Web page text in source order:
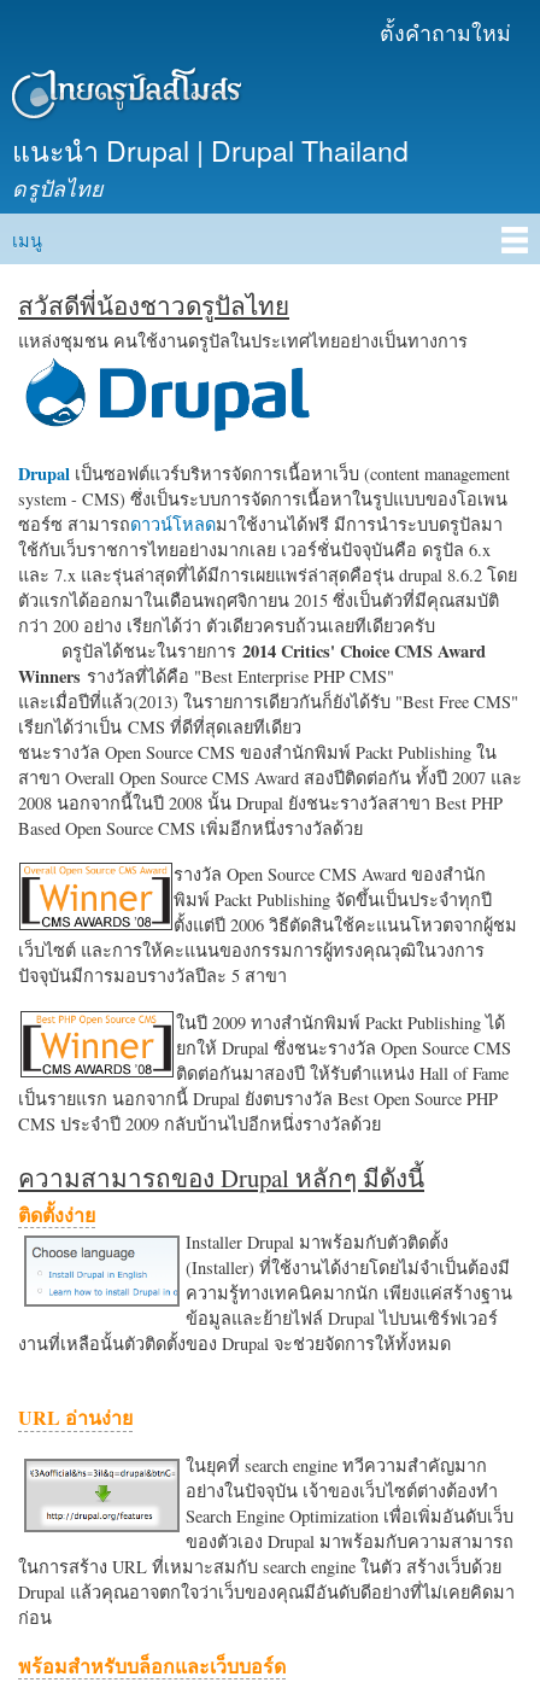
เนื้อหา
ตั้งคำถามใหม่
แนะนำ Drupal | Drupal Thailand
ดรูปัลไทย
Main menu
เมนู
สวัสดีพี่น้องชาวดรูปัลไทย
แหล่งชุมชน คนใช้งานดรูปัลในประเทศไทยอย่างเป็นทางการ
Drupal เป็นซอฟต์แวร์บริหารจัดการเนื้อหาเว็บ (content management
system - CMS) ซึ่งเป็นระบบการจัดการเนื้อหาในรูปแบบของโอเพน
ซอร์ซ สามารถดาวน์โหลดมาใช้งานได้ฟรี มีการนำระบบดรูปัลมา
ใช้กับเว็บราชการไทยอย่างมากเลย เวอร์ชั่นปัจจุบันคือ ดรูปัล 6.x
และ 7.x และรุ่นล่าสุดที่ได้มีการเผยแพร่ล่าสุดคือรุ่น drupal 8.6.2 โดย
ตัวแรกได้ออกมาในเดือนพฤศจิกายน 2015 ซึ่งเป็นตัวที่มีคุณสมบัติ
กว่า 200 อย่าง เรียกได้ว่า ตัวเดียวครบถ้วนเลยทีเดียวครับ
ดรูปัลได้ชนะในรายการ 2014 Critics' Choice CMS Award
Winners รางวัลที่ได้คือ "Best Enterprise PHP CMS"
และเมื่อปีที่แล้ว(2013) ในรายการเดียวกันก็ยังได้รับ "Best Free CMS"
เรียกได้ว่าเป็น CMS ที่ดีที่สุดเลยทีเดียว
ชนะรางวัล Open Source CMS ของสำนักพิมพ์ Packt Publishing ใน
สาขา Overall Open Source CMS Award สองปีติดต่อกัน ทั้งปี 2007 และ
2008 นอกจากนี้ในปี 2008 นั้น Drupal ยังชนะรางวัลสาขา Best PHP
Based Open Source CMS เพิ่มอีกหนึ่งรางวัลด้วย
รางวัล Open Source CMS Award ของสำนัก
พิมพ์ Packt Publishing จัดขึ้นเป็นประจำทุกปี
ตั้งแต่ปี 2006 วิธีตัดสินใช้คะแนนโหวตจากผู้ชม
เว็บไซต์ และการให้คะแนนของกรรมการผู้ทรงคุณวุฒิในวงการ
ปัจจุบันมีการมอบรางวัลปีละ 5 สาขา
ในปี 2009 ทางสำนักพิมพ์ Packt Publishing ได้
ยกให้ Drupal ซึ่งชนะรางวัล Open Source CMS
ติดต่อกันมาสองปี ให้รับตำแหน่ง Hall of Fame
เป็นรายแรก นอกจากนี้ Drupal ยังตบรางวัล Best Open Source PHP
CMS ประจำปี 2009 กลับบ้านไปอีกหนึ่งรางวัลด้วย
ความสามารถของ Drupal หลักๆ มีดังนี้
ติดตั้งง่าย
Installer Drupal มาพร้อมกับตัวติดตั้ง
(Installer) ที่ใช้งานได้ง่ายโดยไม่จำเป็นต้องมี
ความรู้ทางเทคนิคมากนัก เพียงแค่สร้างฐาน
ข้อมูลและย้ายไฟล์ Drupal ไปบนเซิร์ฟเวอร์
งานที่เหลือนั้นตัวติดตั้งของ Drupal จะช่วยจัดการให้ทั้งหมด
URL อ่านง่าย
ในยุคที่ search engine ทวีความสำคัญมาก
อย่างในปัจจุบัน เจ้าของเว็บไซต์ต่างต้องทำ
Search Engine Optimization เพื่อเพิ่มอันดับเว็บ
ของตัวเอง Drupal มาพร้อมกับความสามารถ
ในการสร้าง URL ที่เหมาะสมกับ search engine ในตัว สร้างเว็บด้วย
Drupal แล้วคุณอาจตกใจว่าเว็บของคุณมีอันดับดีอย่างที่ไม่เคยคิดมา
ก่อน
พร้อมสำหรับบล็อกและเว็บบอร์ด